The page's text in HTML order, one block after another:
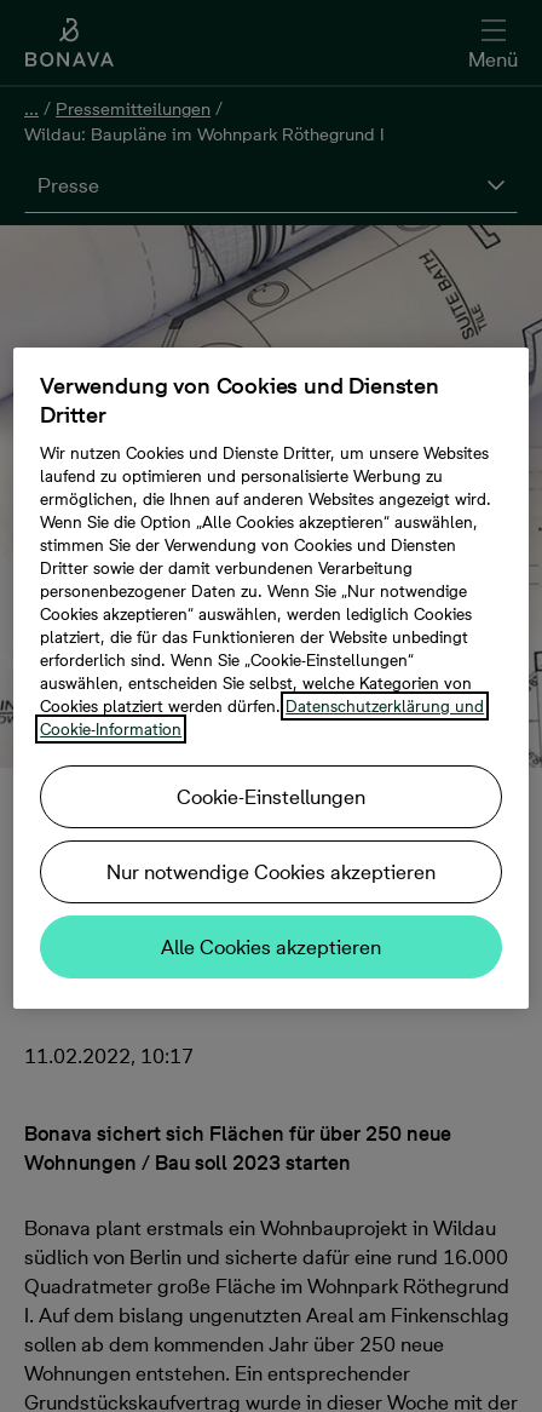
Menü
... / Pressemitteilungen /
Wildau: Baupläne im Wohnpark Röthegrund I
Presse
Wildau: Baupläne im
Wohnpark
Röthegrund I
11.02.2022, 10:17
Bonava sichert sich Flächen für über 250 neue
Wohnungen / Bau soll 2023 starten
Bonava plant erstmals ein Wohnbauprojekt in Wildau
südlich von Berlin und sicherte dafür eine rund 16.000
Quadratmeter große Fläche im Wohnpark Röthegrund
I. Auf dem bislang ungenutzten Areal am Finkenschlag
sollen ab dem kommenden Jahr über 250 neue
Wohnungen entstehen. Ein entsprechender
Grundstückskaufvertrag wurde in dieser Woche mit der
Verwendung von Cookies und Diensten
Dritter
Wir nutzen Cookies und Dienste Dritter, um unsere Websites
laufend zu optimieren und personalisierte Werbung zu
ermöglichen, die Ihnen auf anderen Websites angezeigt wird.
Wenn Sie die Option „Alle Cookies akzeptieren“ auswählen,
stimmen Sie der Verwendung von Cookies und Diensten
Dritter sowie der damit verbundenen Verarbeitung
personenbezogener Daten zu. Wenn Sie „Nur notwendige
Cookies akzeptieren“ auswählen, werden lediglich Cookies
platziert, die für das Funktionieren der Website unbedingt
erforderlich sind. Wenn Sie „Cookie-Einstellungen“
auswählen, entscheiden Sie selbst, welche Kategorien von
Cookies platziert werden dürfen. Datenschutzerklärung und
Cookie-Information
Cookie-Einstellungen
Nur notwendige Cookies akzeptieren
Alle Cookies akzeptieren